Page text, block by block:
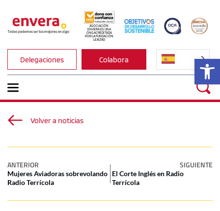
ASOCIACIÓN
ENVERA ES UNA
ONG ACREDITADA
POR LA FUNDACIÓN
LEALTAD
Delegaciones Colabora
Volver a noticias
ANTERIOR SIGUIENTE
Mujeres Aviadoras sobrevolando
Radio Terrícola
El Corte Inglés en Radio
Terrícola